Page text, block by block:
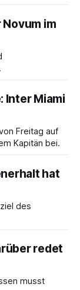
im
Inter Miami
Freitag auf
Kapitän bei.
hat
des
redet
musst